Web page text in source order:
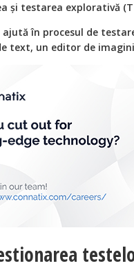
şi testarea explorativă
ajută în procesul de
text, un editor de